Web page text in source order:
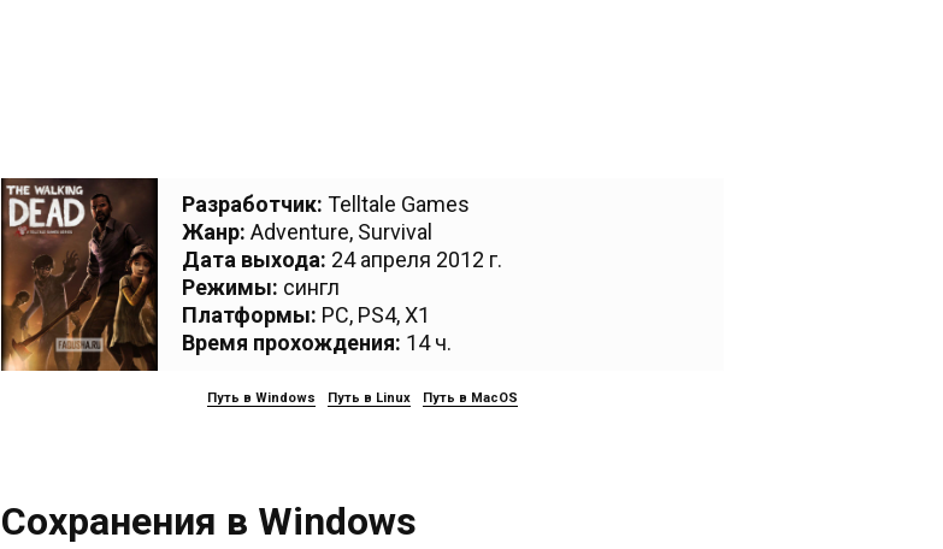
Разработчик: Telltale Games
Жанр: Adventure, Survival
Дата выхода: 24 апреля 2012 г.
Режимы: сингл
Платформы: PC, PS4,X1
Время прохождения: 14 ч.
Путь в Windows Путь в Linux Путь в MacOS
Сохранения в Windows